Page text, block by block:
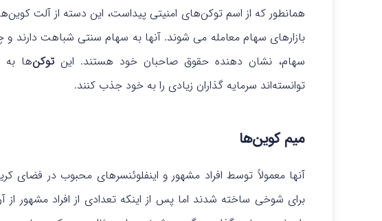
همانطور که از اسم توکن‌های امنیتی پیداست، این دسته از آلت
بازارهای سهام معامله می شوند. آنها به سهام سنتی شباهت
سهام، نشان دهنده حقوق صاحبان خود هستند. این توکن‌ها به
توانسته‌اند سرمایه گذاران زیادی را به خود جذب کنند.
میم کوین‌ها
آنها معمولاً توسط افراد مشهور و اینفلوئنسرهای محبوب در فضای
برای شوخی ساخته شدند اما پس از اینکه تعدادی از افراد مشهور